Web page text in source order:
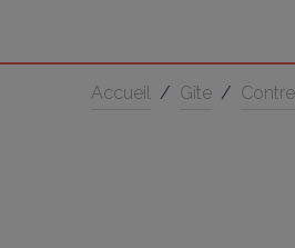
Accueil / Gîte /